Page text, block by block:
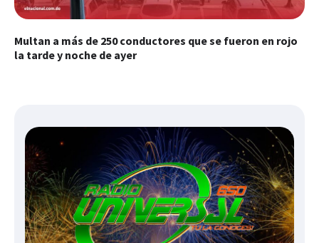
Multan a más de 250 conductores que se fueron en rojo
la tarde y noche de ayer